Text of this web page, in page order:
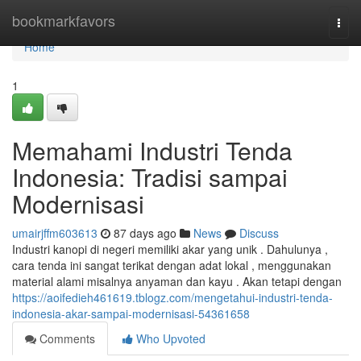
bookmarkfavors
Home
Home
1
Memahami Industri Tenda
Indonesia: Tradisi sampai
Modernisasi
umairjffm603613 87 days ago News
Discuss
Industri kanopi di negeri memiliki akar yang unik . Dahulunya ,
cara tenda ini sangat terikat dengan adat lokal , menggunakan
material alami misalnya anyaman dan kayu . Akan tetapi dengan
https://aoifedieh461619.tblogz.com/mengetahui-industri-tenda-
indonesia-akar-sampai-modernisasi-54361658
Comments
Who Upvoted